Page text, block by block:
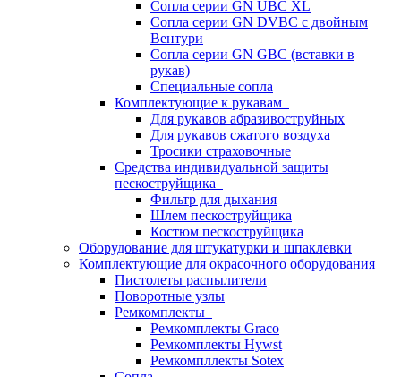
Сопла серии GN UBC XL
Сопла серии GN DVBC с двойным
Вентури
Сопла серии GN GBC (вставки в
рукав)
Специальные сопла
Комплектующие к рукавам
Для рукавов абразивоструйных
Для рукавов сжатого воздуха
Тросики страховочные
Средства индивидуальной защиты
пескоструйщика
Фильтр для дыхания
Шлем пескоструйщика
Костюм пескоструйщика
Оборудование для штукатурки и шпаклевки
Комплектующие для окрасочного оборудования
Пистолеты распылители
Поворотные узлы
Ремкомплекты
Ремкомплекты Graco
Ремкомплекты Hywst
Ремкомпллекты Sotex